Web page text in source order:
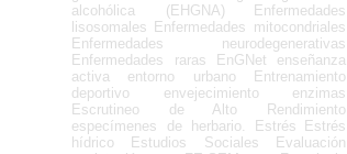
alcohólica (EHGNA)
Enfermedades
lisosomales Enfermedades mitocondriales
Enfermedades neurodegenerativas
Enfermedades raras
EnGNet
enseñanza
activa
entorno urbano
Entrenamiento
deportivo
envejecimiento
enzimas
Escrutineo de Alto Rendimiento
especímenes de herbario.
Estrés
Estrés
hídrico
Estudios Sociales
Evaluación